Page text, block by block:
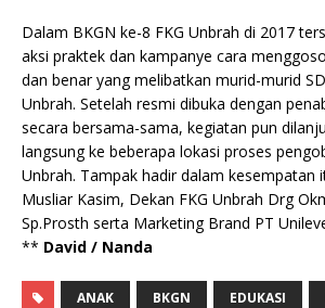
Dalam BKGN ke-8 FKG Unbrah di 2017
aksi praktek dan kampanye cara
dan benar yang melibatkan murid-murid
Unbrah. Setelah resmi dibuka dengan
secara bersama-sama, kegiatan pun
langsung ke beberapa lokasi proses
Unbrah. Tampak hadir dalam kesempatan
Musliar Kasim, Dekan FKG Unbrah Drg
Sp.Prosth serta Marketing Brand PT
** David / Nanda
ANAK BKGN EDUKASI